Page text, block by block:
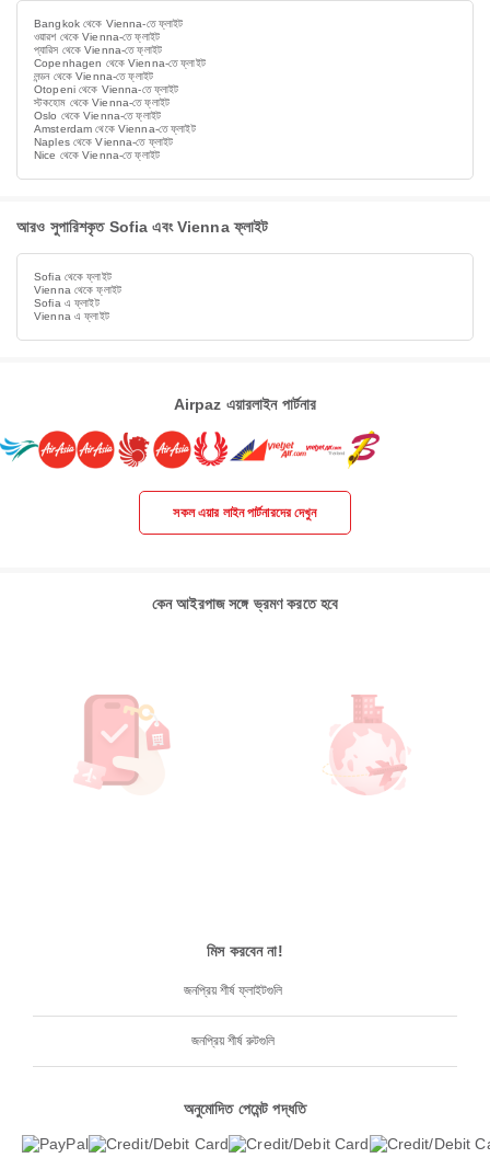
Bangkok থেকে Vienna-তে ফ্লাইট
ওয়ারশ থেকে Vienna-তে ফ্লাইট
প্যারিস থেকে Vienna-তে ফ্লাইট
Copenhagen থেকে Vienna-তে ফ্লাইট
লন্ডন থেকে Vienna-তে ফ্লাইট
Otopeni থেকে Vienna-তে ফ্লাইট
স্টকহোম থেকে Vienna-তে ফ্লাইট
Oslo থেকে Vienna-তে ফ্লাইট
Amsterdam থেকে Vienna-তে ফ্লাইট
Naples থেকে Vienna-তে ফ্লাইট
Nice থেকে Vienna-তে ফ্লাইট
আরও সুপারিশকৃত Sofia এবং Vienna ফ্লাইট
Sofia থেকে ফ্লাইট
Vienna থেকে ফ্লাইট
Sofia এ ফ্লাইট
Vienna এ ফ্লাইট
Airpaz এয়ারলাইন পার্টনার
সকল এয়ার লাইন পার্টনারদের দেখুন
কেন আইরপাজ সঙ্গে ভ্রমণ করতে হবে
মিস করবেন না!
জনপ্রিয় শীর্ষ ফ্লাইটগুলি
জনপ্রিয় শীর্ষ রুটগুলি
অনুমোদিত পেমেন্ট পদ্ধতি